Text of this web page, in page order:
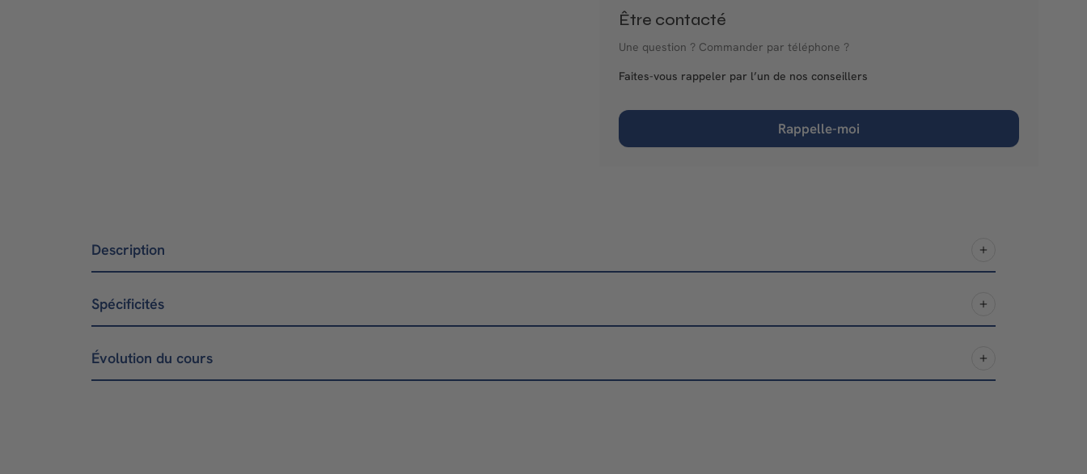
Être contacté
Une question ? Commander par téléphone ?
Faites-vous rappeler par l’un de nos conseillers
Rappelle-moi
Description
Spécificités
Évolution du cours